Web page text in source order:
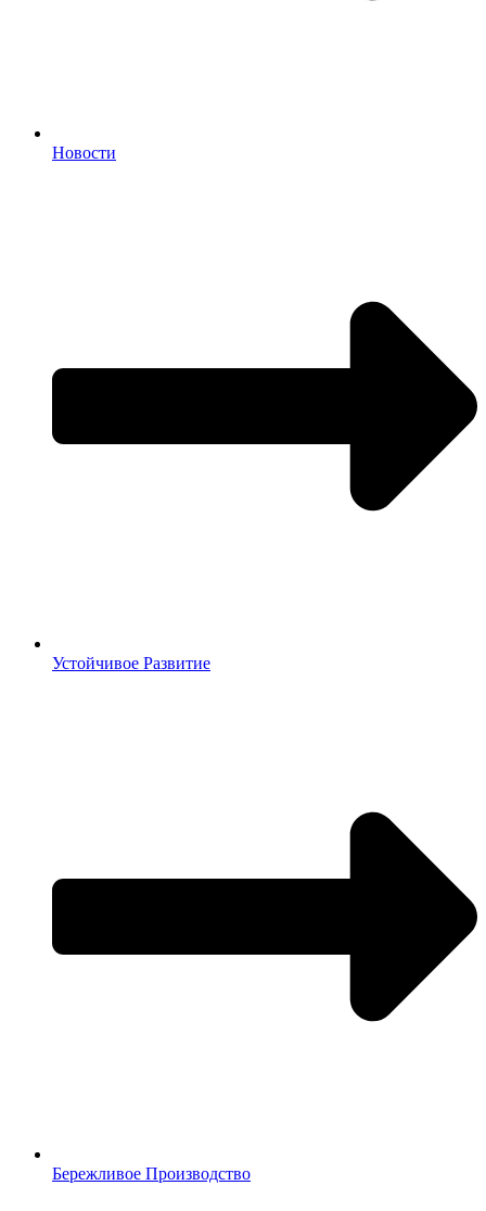
Новости
Устойчивое Развитие
Бережливое Производство